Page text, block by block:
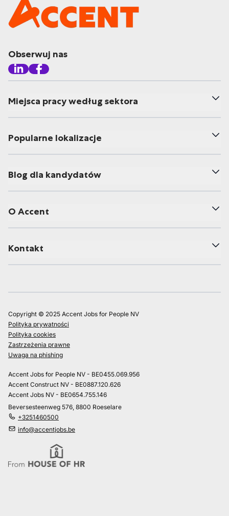
Obserwuj nas
Miejsca pracy według sektora
Popularne lokalizacje
Blog dla kandydatów
O Accent
Kontakt
Copyright © 2025 Accent Jobs for People NV
Polityka prywatności
Polityka cookies
Zastrzeżenia prawne
Uwaga na phishing
Accent Jobs for People NV - BE0455.069.956
Accent Construct NV - BE0887.120.626
Accent Jobs NV - BE0654.755.146
Beversesteenweg 576, 8800 Roeselare
+3251460500
info@accentjobs.be